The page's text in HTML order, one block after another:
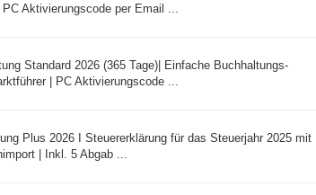
Aktivierungscode per Email ...
Standard 2026 (365 Tage)| Einfache Buchhaltungs-
| PC Aktivierungscode ...
Plus 2026 I Steuererklärung für das Steuerjahr 2025 mit
| Inkl. 5 Abgab ...